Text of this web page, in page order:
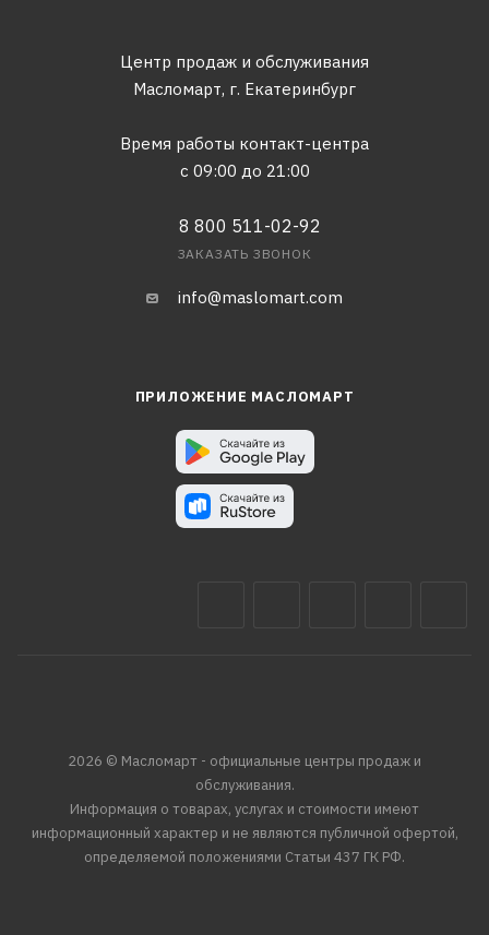
Центр продаж и обслуживания
Масломарт, г. Екатеринбург
Время работы контакт-центра
с 09:00 до 21:00
8 800 511-02-92
ЗАКАЗАТЬ ЗВОНОК
info@maslomart.com
ПРИЛОЖЕНИЕ МАСЛОМАРТ
2026 © Масломарт - официальные центры продаж и
обслуживания.
Информация о товарах, услугах и стоимости имеют
информационный характер и не являются публичной офертой,
определяемой положениями Статьи 437 ГК РФ.